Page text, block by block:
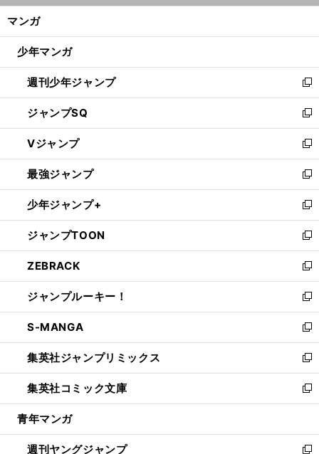
ン
ウ
開
く
マンガ
少年マンガ
週刊少年ジャンプ
新
し
い
ウ
ィ
ン
ド
ウ
で
開
く
ジャンプSQ
新
し
い
ウ
ィ
ン
ド
ウ
で
開
く
Vジャンプ
新
し
い
ウ
ィ
ン
ド
ウ
で
開
く
最強ジャンプ
新
し
い
ウ
ィ
ン
ド
ウ
で
開
く
少年ジャンプ+
新
し
い
ウ
ィ
ン
ド
ウ
で
開
く
ジャンプTOON
新
し
い
ウ
ィ
ン
ド
ウ
で
開
く
ZEBRACK
新
し
い
ウ
ィ
ン
ド
ウ
で
開
ジャンプルーキー！
新
し
い
ウ
ィ
ン
ド
ウ
開
く
S-MANGA
新
し
い
ウ
ィ
ン
ウ
で
集英社ジャンプリミックス
新
し
い
ウ
ン
ド
集英社コミック文庫
新
し
ウ
ィ
青年マンガ
週刊ヤングジャンプ